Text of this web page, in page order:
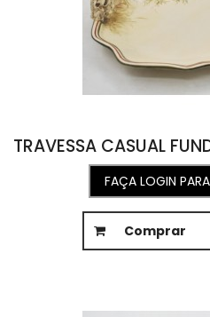
FAÇA LOGIN
Comprar